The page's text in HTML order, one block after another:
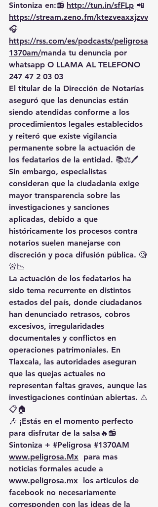
Sintoniza en:📻 http://tun.in/sfFLp 📲
https://stream.zeno.fm/ktezveaxxjzvv
🎧
https://rss.com/es/podcasts/peligrosa
1370am/manda tu denuncia por
whatsapp O LLAMA AL TELEFONO
247 47 2 03 03
El titular de la Dirección de Notarías
aseguró que las denuncias están
siendo atendidas conforme a los
procedimientos legales establecidos
y reiteró que existe vigilancia
permanente sobre la actuación de
los fedatarios de la entidad. 📚⚖️🖊️
Sin embargo, especialistas
consideran que la ciudadanía exige
mayor transparencia sobre las
investigaciones y sanciones
aplicadas, debido a que
históricamente los procesos contra
notarios suelen manejarse con
discreción y poca difusión pública. 🧐
🚨📉
La actuación de los fedatarios ha
sido tema recurrente en distintos
estados del país, donde ciudadanos
han denunciado retrasos, cobros
excesivos, irregularidades
documentales y conflictos en
operaciones patrimoniales. En
Tlaxcala, las autoridades aseguran
que las quejas actuales no
representan faltas graves, aunque las
investigaciones continúan abiertas. ⚠️
📋🏠
🎶 ¡Estás en el momento perfecto
para disfrutar de la salsa🔥📻
Sintoniza + #Peligrosa #1370AM
www.peligrosa.Mx para mas
noticias formales acude a
www.peligrosa.mx los articulos de
facebook no necesariamente
corresponden con las ideas de la